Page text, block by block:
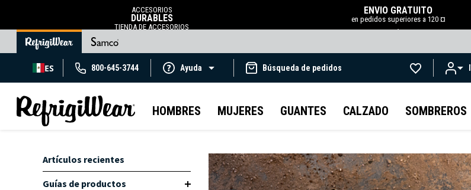
ACCESORIOS
DURABLES
TIENDA DE ACCESORIOS
ENVÍO GRATUITO
en pedidos superiores a 120 ¤
.
ES 800-645-3744 Ayuda Búsqueda de pedidos
HOMBRES MUJERES GUANTES CALZADO SOMBREROS
Artículos recientes
Guías de productos